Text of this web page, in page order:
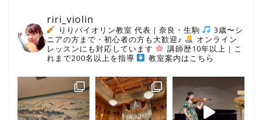
riri_violin
りりバイオリン教室 代表｜奈良・生駒
3歳〜シ
ニアの方まで・初心者の方も大歓迎♪
オンライン
レッスンにも対応しています
講師歴10年以上｜こ
れまで200名以上を指導
教室案内はこちら